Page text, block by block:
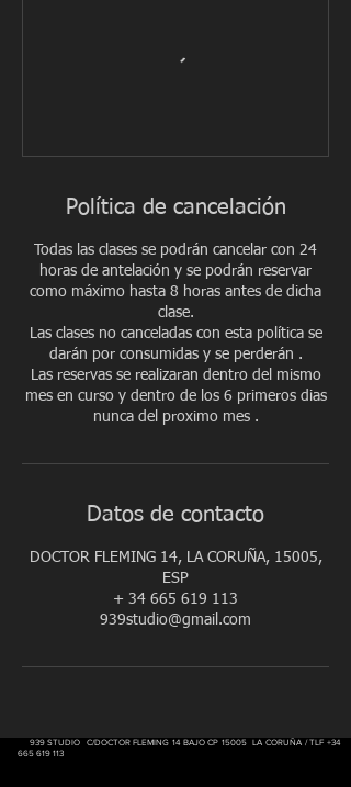
Política de cancelación
Todas las clases se podrán cancelar con 24
horas de antelación y se podrán reservar
como máximo hasta 8 horas antes de dicha
clase.
Las clases no canceladas con esta política se
darán por consumidas y se perderán .
Las reservas se realizaran dentro del mismo
mes en curso y dentro de los 6 primeros dias
Datos de contacto
DOCTOR FLEMING 14, LA CORUÑA, 15005,
ESP
+ 34 665 619 113
939studio@gmail.com
939 STUDIO C/DOCTOR FLEMING 14 BAJO CP 15005 LA CORUÑA / TLF +34
665 619 113